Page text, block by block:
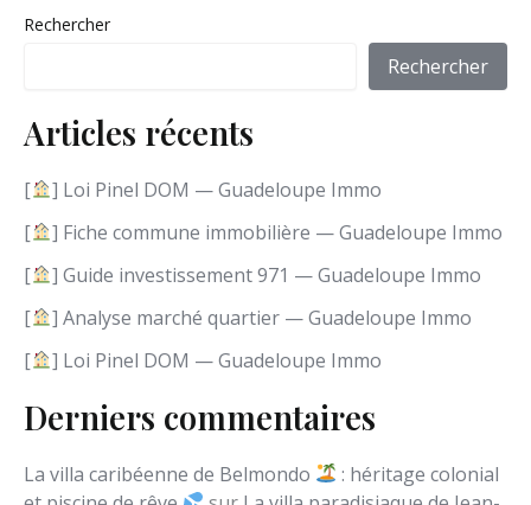
i
s
n
l
a
n
u
Rechercher
Rechercher
Articles récents
[
] Loi Pinel DOM — Guadeloupe Immo
[
] Fiche commune immobilière — Guadeloupe Immo
[
] Guide investissement 971 — Guadeloupe Immo
[
] Analyse marché quartier — Guadeloupe Immo
[
] Loi Pinel DOM — Guadeloupe Immo
Derniers commentaires
La villa caribéenne de Belmondo
: héritage colonial